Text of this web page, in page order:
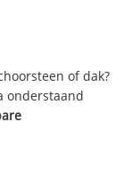
of dak?
onderstaand